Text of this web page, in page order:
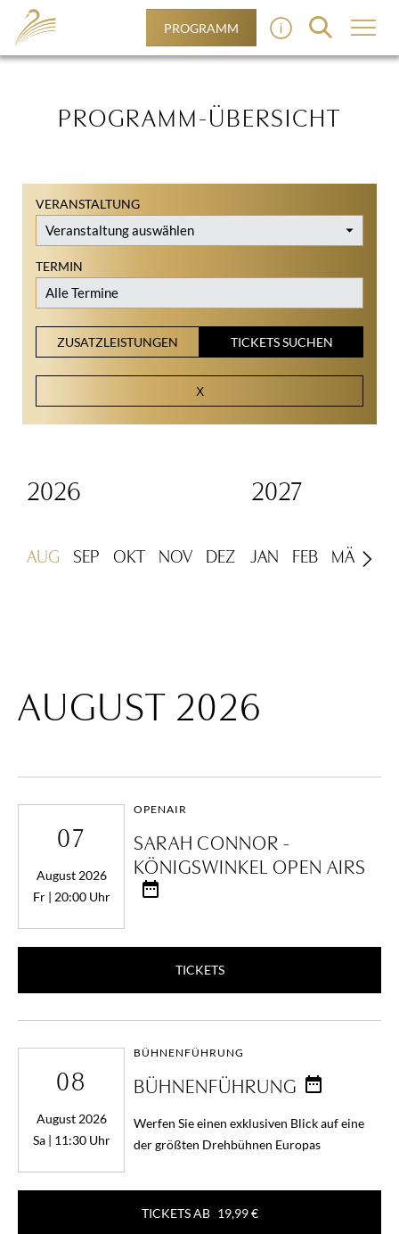
PROGRAMM
PROGRAMM-ÜBERSICHT
VERANSTALTUNG
TERMIN
TICKETS SUCHEN
ZUSATZLEISTUNGEN
2026
AUG SEP OKT NOV DEZ
2027
JAN FEB MÄR
AUGUST 2026
07
August 2026
Fr | 20:00 Uhr
OPENAIR
SARAH CONNOR -
KÖNIGSWINKEL OPEN AIRS
TICKETS
08
August 2026
Sa | 11:30 Uhr
BÜHNENFÜHRUNG
BÜHNENFÜHRUNG
Werfen Sie einen exklusiven Blick auf eine
der größten Drehbühnen Europas
TICKETS AB 19,99 €